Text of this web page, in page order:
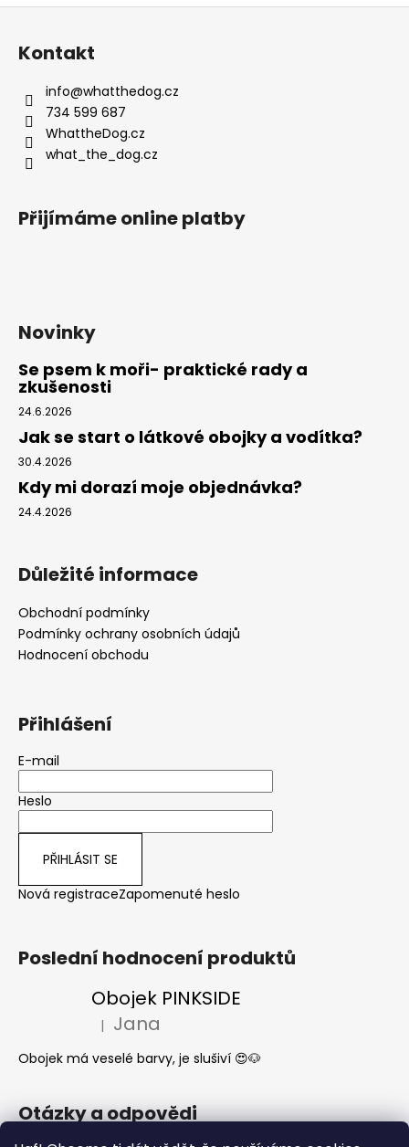
Z
Kontakt
info@whatthedog.cz
734 599 687
WhattheDog.cz
what_the_dog.cz
Přijímáme online platby
Novinky
Se psem k moři- praktické rady a
zkušenosti
24.6.2026
Jak se start o látkové obojky a vodítka?
30.4.2026
Kdy mi dorazí moje objednávka?
24.4.2026
Důležité informace
Obchodní podmínky
Podmínky ochrany osobních údajů
Hodnocení obchodu
Přihlášení
E-mail
Heslo
PŘIHLÁSIT SE
Nová registraceZapomenuté heslo
Poslední hodnocení produktů
Obojek PINKSIDE
Hodnocení produktu je 5 z 5 hvězdiček.
| Jana
Obojek má veselé barvy, je slušiví 😍🐶
Otázky a odpovědi